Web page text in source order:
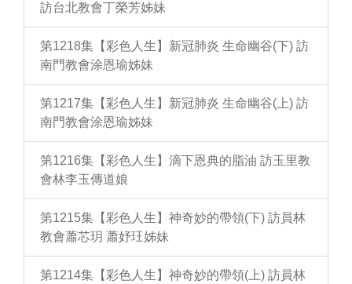
訪台北教會丁榮芳姊妹
第1218集【彩色人生】新冠肺炎 生命幽谷(下) 訪
南門教會涂恩瑜姊妹
第1217集【彩色人生】新冠肺炎 生命幽谷(上) 訪
南門教會涂恩瑜姊妹
第1216集【彩色人生】滴下恩典的脂油 訪玉里教
會林李玉傳道娘
第1215集【彩色人生】神奇妙的帶領(下) 訪員林
教會蕭芯玥 蕭妤玨姊妹
第1214集【彩色人生】神奇妙的帶領(上) 訪員林